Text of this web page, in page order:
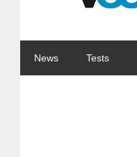
News Tests